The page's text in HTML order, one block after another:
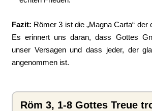
Fazit: Römer 3 ist die „Magna Carta“ der
Es erinnert uns daran, dass Gottes
unser Versagen und dass jeder, der
angenommen ist.
Röm 3, 1-8 Gottes Treue